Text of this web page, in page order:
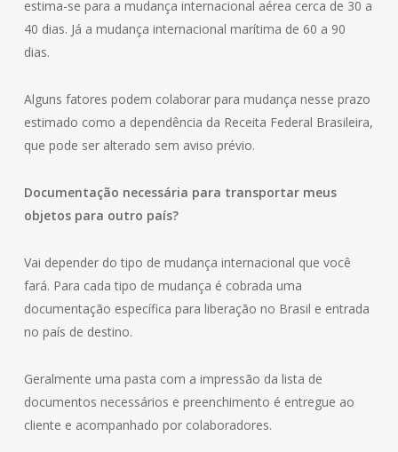
estima-se para a mudança internacional aérea cerca de 30 a
40 dias. Já a mudança internacional marítima de 60 a 90
dias.
Alguns fatores podem colaborar para mudança nesse prazo
estimado como a dependência da Receita Federal Brasileira,
que pode ser alterado sem aviso prévio.
Documentação necessária para transportar meus
objetos para outro país?
Vai depender do tipo de mudança internacional que você
fará. Para cada tipo de mudança é cobrada uma
documentação específica para liberação no Brasil e entrada
no país de destino.
Geralmente uma pasta com a impressão da lista de
documentos necessários e preenchimento é entregue ao
cliente e acompanhado por colaboradores.